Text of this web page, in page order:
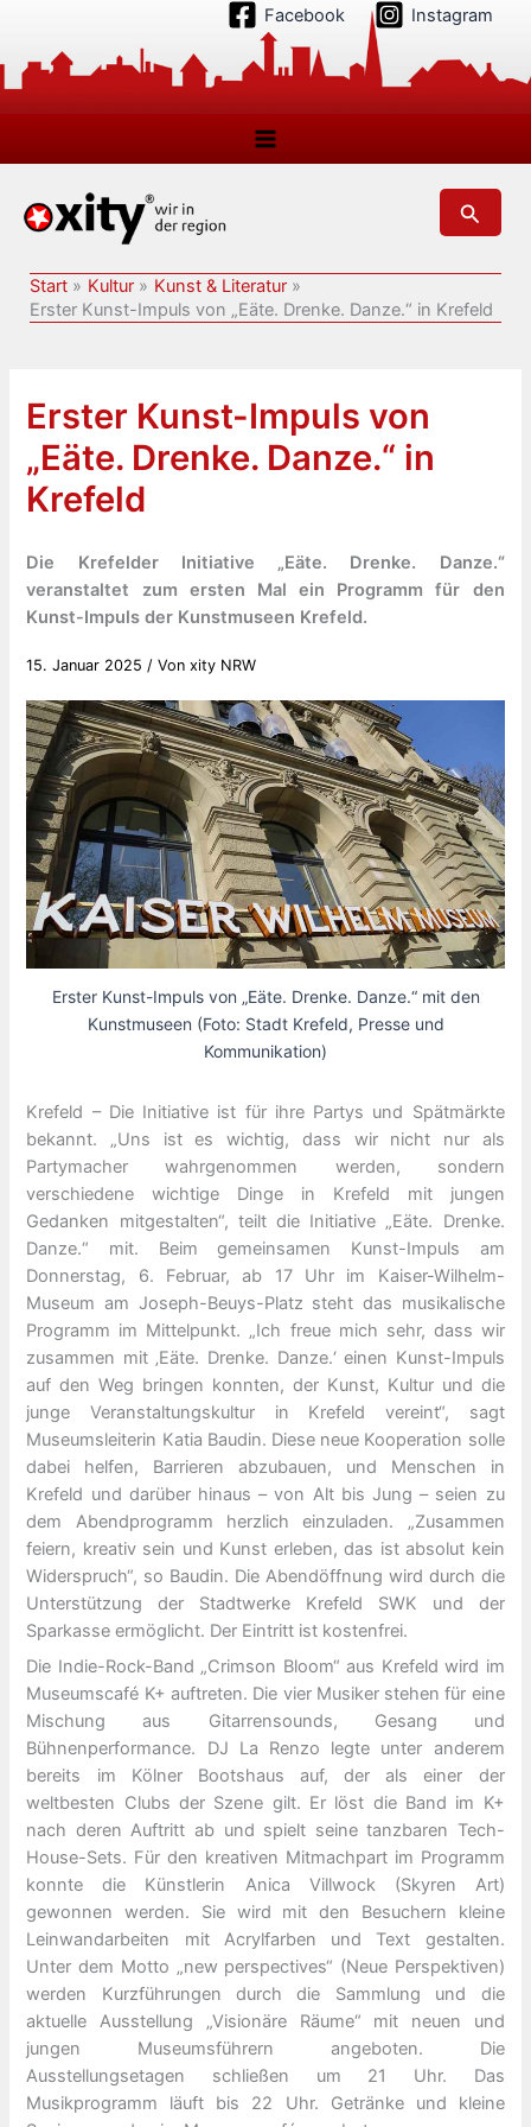
springen
Facebook Instagram
Suchen
Start Kultur
Kunst & Literatur
Erster Kunst-Impuls von „Eäte. Drenke. Danze.“ in Krefeld
Erster Kunst-Impuls von
„Eäte. Drenke. Danze.“ in
Krefeld
Die Krefelder Initiative „Eäte. Drenke. Danze.“
veranstaltet zum ersten Mal ein Programm für den
Kunst-Impuls der Kunstmuseen Krefeld.
15. Januar 2025 / Vonxity NRW
Erster Kunst-Impuls von „Eäte. Drenke. Danze.“ mit den
Kunstmuseen (Foto: Stadt Krefeld, Presse und
Kommunikation)
Krefeld – Die Initiative ist für ihre Partys und Spätmärkte
bekannt. „Uns ist es wichtig, dass wir nicht nur als
Partymacher wahrgenommen werden, sondern
verschiedene wichtige Dinge in Krefeld mit jungen
Gedanken mitgestalten“, teilt die Initiative „Eäte. Drenke.
Danze.“ mit. Beim gemeinsamen Kunst-Impuls am
Donnerstag, 6. Februar, ab 17 Uhr im Kaiser-Wilhelm-
Museum am Joseph-Beuys-Platz steht das musikalische
Programm im Mittelpunkt. „Ich freue mich sehr, dass wir
zusammen mit ‚Eäte. Drenke. Danze.‘ einen Kunst-Impuls
auf den Weg bringen konnten, der Kunst, Kultur und die
junge Veranstaltungskultur in Krefeld vereint“, sagt
Museumsleiterin Katia Baudin. Diese neue Kooperation solle
dabei helfen, Barrieren abzubauen, und Menschen in
Krefeld und darüber hinaus – von Alt bis Jung – seien zu
dem Abendprogramm herzlich einzuladen. „Zusammen
feiern, kreativ sein und Kunst erleben, das ist absolut kein
Widerspruch“, so Baudin. Die Abendöffnung wird durch die
Unterstützung der Stadtwerke Krefeld SWK und der
Sparkasse ermöglicht. Der Eintritt ist kostenfrei.
Die Indie-Rock-Band „Crimson Bloom“ aus Krefeld wird im
Museumscafé K+ auftreten. Die vier Musiker stehen für eine
Mischung aus Gitarrensounds, Gesang und
Bühnenperformance. DJ La Renzo legte unter anderem
bereits im Kölner Bootshaus auf, der als einer der
weltbesten Clubs der Szene gilt. Er löst die Band im K+
nach deren Auftritt ab und spielt seine tanzbaren Tech-
House-Sets. Für den kreativen Mitmachpart im Programm
konnte die Künstlerin Anica Villwock (Skyren Art)
gewonnen werden. Sie wird mit den Besuchern kleine
Leinwandarbeiten mit Acrylfarben und Text gestalten.
Unter dem Motto „new perspectives“ (Neue Perspektiven)
werden Kurzführungen durch die Sammlung und die
aktuelle Ausstellung „Visionäre Räume“ mit neuen und
jungen Museumsführern angeboten. Die
Ausstellungsetagen schließen um 21 Uhr. Das
Musikprogramm läuft bis 22 Uhr. Getränke und kleine